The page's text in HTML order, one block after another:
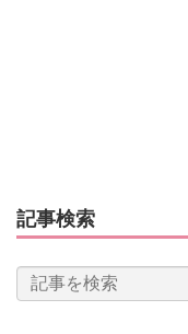
記事検索